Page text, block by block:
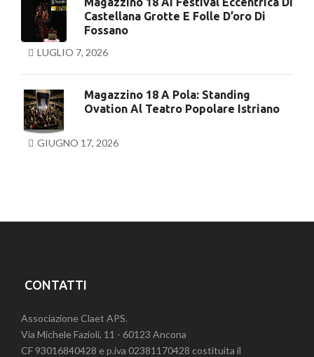
Castellana Grotte E Folle D’oro Di
Fossano
LUGLIO 7, 2026
Magazzino 18 A Pola: Standing
Ovation Al Teatro Popolare Istriano
GIUGNO 17, 2026
CONTATTI
Associazione Claet APS.
Via Michele Fazioli, 11 - 60123 Ancona
CF 93016840428 e p.iva 02381170428 costituita il